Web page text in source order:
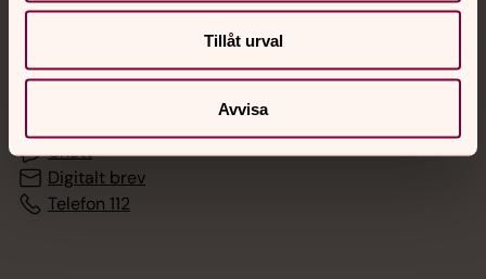
Tillåt urval
Avvisa
Jourhavande präst
Akut samtals- och krisstöd. Prata eller chatta anonymt
med en präst på kvällar och nätter.
Chatt
Digitalt brev
Telefon 112